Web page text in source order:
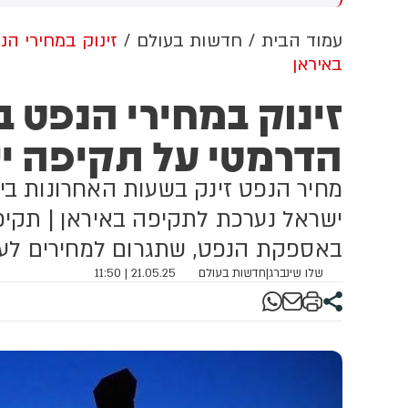
של חזבאללה, לא מאשים את
חזבאללה בהפרת הפסקת האש
את האירוע כ״הפרה בוטה של
ארגון הטרור חזבאללה״
עמוד הבית חדשות בעולם
זינוק במחירי
באיראן
זינוק במחירי הנפט
הדרמטי על תקיפה
ישראל נערכת לתקיפה באיראן |
באספקת הנפט, שתגרום למחירים
שלו שינברג|חדשות בעולם 21.05.25 | 11:50